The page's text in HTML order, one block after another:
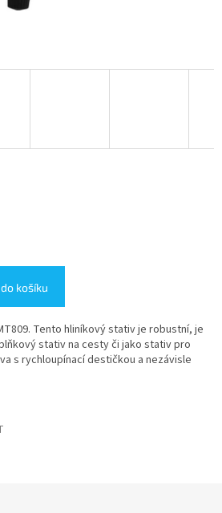
košíku
Tento hliníkový stativ je robustní, je
stativ na cesty či jako stativ pro
s rychloupínací destičkou a nezávisle